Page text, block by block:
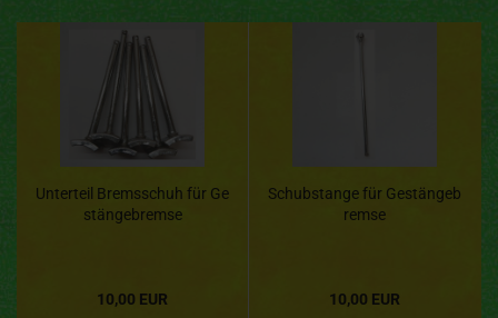
Unterteil Bremsschuh für Ge
stängebremse
10,00 EUR
Schubstange für Gestängeb
remse
10,00 EUR